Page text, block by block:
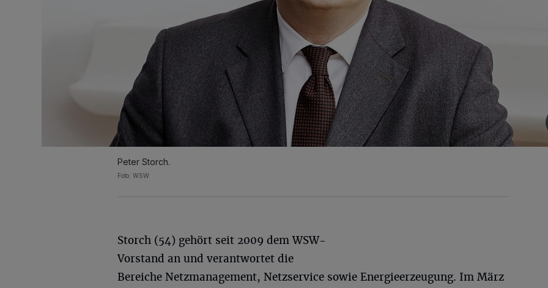
Peter Storch.
Foto: WSW
Storch (54) gehört seit 2009 dem WSW-
Vorstand an und verantwortet die
Bereiche Netzmanagement, Netzservice sowie Energieerzeugung. Im März